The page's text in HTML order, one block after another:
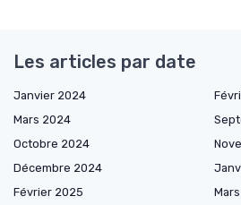
Les articles par date
Janvier 2024
Mars 2024
Octobre 2024
Décembre 2024
Février 2025